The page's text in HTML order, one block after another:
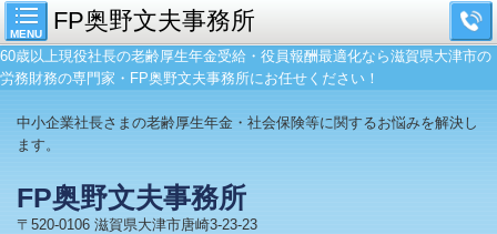
MENU FP奥野文夫事務所
60歳以上現役社長の老齢厚生年金受給・役員報酬最適化なら滋賀県大津市の
労務財務の専門家・FP奥野文夫事務所にお任せください！
中小企業社長さまの老齢厚生年金・社会保険等に関するお悩みを解決し
ます。
FP奥野文夫事務所
〒520-0106 滋賀県大津市唐崎3-23-23